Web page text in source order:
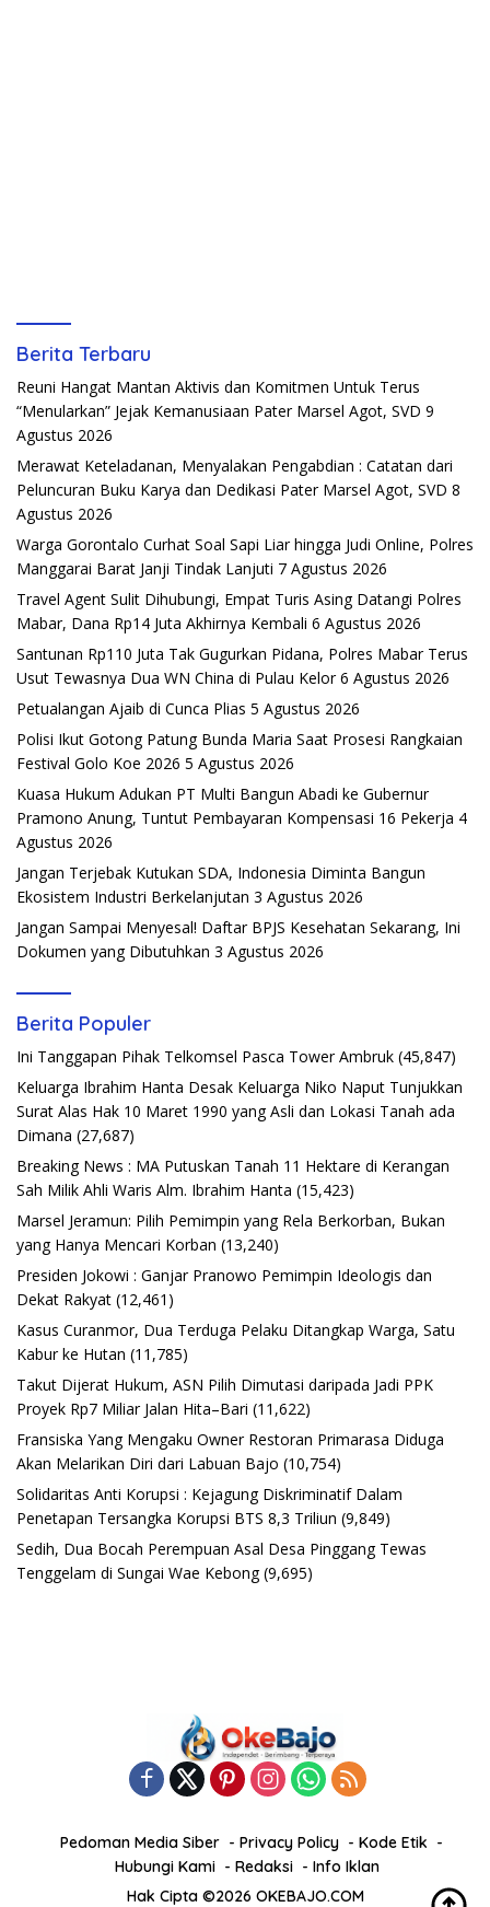
Berita Terbaru
Reuni Hangat Mantan Aktivis dan Komitmen Untuk Terus
“Menularkan” Jejak Kemanusiaan Pater Marsel Agot, SVD 9
Agustus 2026
Merawat Keteladanan, Menyalakan Pengabdian : Catatan dari
Peluncuran Buku Karya dan Dedikasi Pater Marsel Agot, SVD 8
Agustus 2026
Warga Gorontalo Curhat Soal Sapi Liar hingga Judi Online, Polres
Manggarai Barat Janji Tindak Lanjuti 7 Agustus 2026
Travel Agent Sulit Dihubungi, Empat Turis Asing Datangi Polres
Mabar, Dana Rp14 Juta Akhirnya Kembali 6 Agustus 2026
Santunan Rp110 Juta Tak Gugurkan Pidana, Polres Mabar Terus
Usut Tewasnya Dua WN China di Pulau Kelor 6 Agustus 2026
Petualangan Ajaib di Cunca Plias 5 Agustus 2026
Polisi Ikut Gotong Patung Bunda Maria Saat Prosesi Rangkaian
Festival Golo Koe 2026 5 Agustus 2026
Kuasa Hukum Adukan PT Multi Bangun Abadi ke Gubernur
Pramono Anung, Tuntut Pembayaran Kompensasi 16 Pekerja 4
Agustus 2026
Jangan Terjebak Kutukan SDA, Indonesia Diminta Bangun
Ekosistem Industri Berkelanjutan 3 Agustus 2026
Jangan Sampai Menyesal! Daftar BPJS Kesehatan Sekarang, Ini
Dokumen yang Dibutuhkan 3 Agustus 2026
Berita Populer
Ini Tanggapan Pihak Telkomsel Pasca Tower Ambruk (45,847)
Keluarga Ibrahim Hanta Desak Keluarga Niko Naput Tunjukkan
Surat Alas Hak 10 Maret 1990 yang Asli dan Lokasi Tanah ada
Dimana (27,687)
Breaking News : MA Putuskan Tanah 11 Hektare di Kerangan
Sah Milik Ahli Waris Alm. Ibrahim Hanta (15,423)
Marsel Jeramun: Pilih Pemimpin yang Rela Berkorban, Bukan
yang Hanya Mencari Korban (13,240)
Presiden Jokowi : Ganjar Pranowo Pemimpin Ideologis dan
Dekat Rakyat (12,461)
Kasus Curanmor, Dua Terduga Pelaku Ditangkap Warga, Satu
Kabur ke Hutan (11,785)
Takut Dijerat Hukum, ASN Pilih Dimutasi daripada Jadi PPK
Proyek Rp7 Miliar Jalan Hita–Bari (11,622)
Fransiska Yang Mengaku Owner Restoran Primarasa Diduga
Akan Melarikan Diri dari Labuan Bajo (10,754)
Solidaritas Anti Korupsi : Kejagung Diskriminatif Dalam
Penetapan Tersangka Korupsi BTS 8,3 Triliun (9,849)
Sedih, Dua Bocah Perempuan Asal Desa Pinggang Tewas
Tenggelam di Sungai Wae Kebong (9,695)
Pedoman Media Siber Privacy Policy
Kode Etik
Hubungi Kami
Redaksi
Info Iklan
Hak Cipta ©2026 OKEBAJO.COM